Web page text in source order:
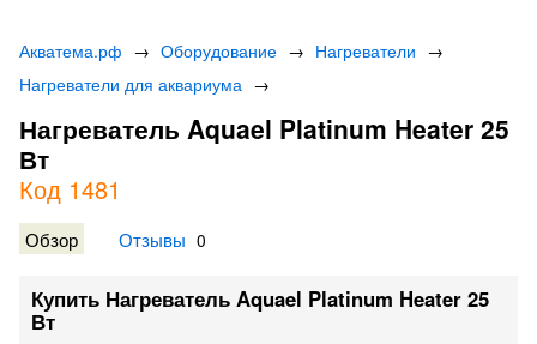
Акватема.рф → Оборудование → Нагреватели →
Нагреватели для аквариума →
Нагреватель Aquael Platinum Heater 25
Вт
Код 1481
Обзор Отзывы 0
Купить Нагреватель Aquael Platinum Heater 25
Вт